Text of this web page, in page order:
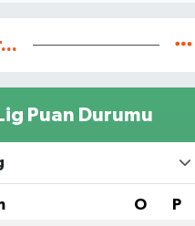
Puan Durumu
O P